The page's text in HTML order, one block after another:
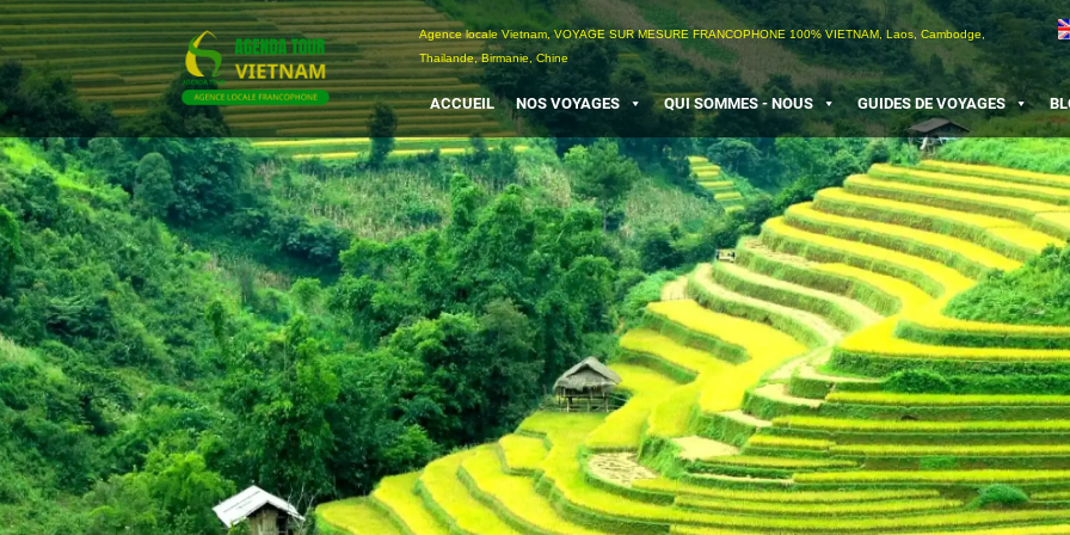
Passer
au
contenu
Agence locale Vietnam, VOYAGE SUR MESURE FRANCOPHONE 100% VIETNAM, Laos, Cambodge,
Thailande, Birmanie, Chine
ACCUEIL NOS VOYAGES QUI SOMMES - NOUS GUIDES DE VOYAGES